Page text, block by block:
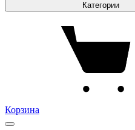
Категории
Корзина